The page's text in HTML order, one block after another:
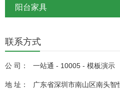
阳台家具
联系方式
公 司： 一站通 - 10005 - 模板演示
地 址： 广东省深圳市南山区南头智